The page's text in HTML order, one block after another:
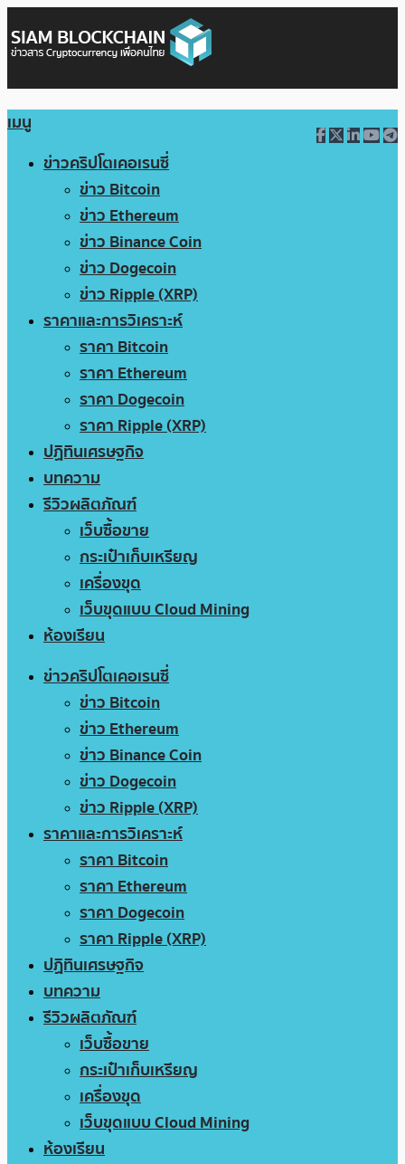
เมนู
ข่าวคริปโตเคอเรนซี่
ข่าว Bitcoin
ข่าว Ethereum
ข่าว Binance Coin
ข่าว Dogecoin
ข่าว Ripple (XRP)
ราคาและการวิเคราะห์
ราคา Bitcoin
ราคา Ethereum
ราคา Dogecoin
ราคา Ripple (XRP)
ปฏิทินเศรษฐกิจ
บทความ
รีวิวผลิตภัณฑ์
เว็บซื้อขาย
กระเป๋าเก็บเหรียญ
เครื่องขุด
เว็บขุดแบบ Cloud Mining
ห้องเรียน
ข่าวคริปโตเคอเรนซี่
ข่าว Bitcoin
ข่าว Ethereum
ข่าว Binance Coin
ข่าว Dogecoin
ข่าว Ripple (XRP)
ราคาและการวิเคราะห์
ราคา Bitcoin
ราคา Ethereum
ราคา Dogecoin
ราคา Ripple (XRP)
ปฏิทินเศรษฐกิจ
บทความ
รีวิวผลิตภัณฑ์
เว็บซื้อขาย
กระเป๋าเก็บเหรียญ
เครื่องขุด
เว็บขุดแบบ Cloud Mining
ห้องเรียน